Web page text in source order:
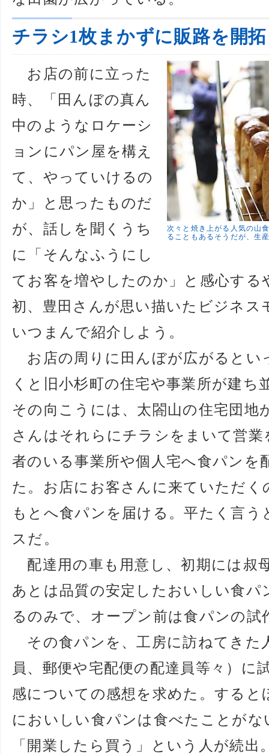
チラシ1枚まかずに販路を開拓
次々と焼き上がる人気の山
ることもあるそうだが、生
お店の前に立った
時、「田んぼの真ん
中のようなロケーシ
ョンにパン屋を構え
て、やっていけるの
か」と思ったものだ
が、話しを聞くうち
に「そんなふうにし
てお客を増やしたのか」と感心する
初、豊田さんが思い描いたビジネス
いつまんで紹介しよう。
お店の周りに田んぼが広がるとい
くと旧小杉町の住宅や事業所が建ち
その向こうには、太閤山の住宅団地
さんはそれらにチラシをまいて営
者のいる事業所や個人宅へ食パンを
た。お店にお客さんに来ていただ
もとへ食パンを届ける。平たく言
スだ。
配達用の車も用意し、初期には叔
あとは品質の安定したおいしい食パ
るのみで、オープン前は食パンの試
その食パンを、工房に訪ねてきた
員、郵便や宅配便の配達員等々）に
感についての感想を求めた。する
においしい食パンは食べたことが
「開業したら買う」という人が続